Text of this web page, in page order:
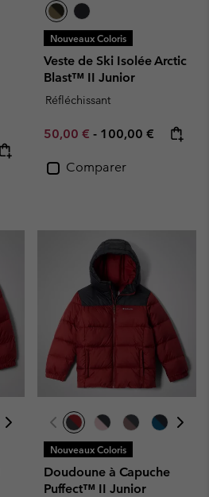
Nouveaux Coloris
Veste de Ski Isolée Arctic
Blast™ II Junior
Réfléchissant
Minimum sale price:
50,00 € - Maximum price:
100,00 €
Comparer
Nouveaux Coloris
Doudoune à Capuche
Puffect™ II Junior